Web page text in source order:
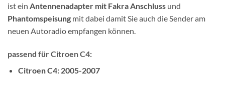
ist ein Antennenadapter mit Fakra Anschluss und
Phantomspeisung mit dabei damit Sie auch die Sender am
neuen Autoradio empfangen können.
passend für Citroen C4:
Citroen C4: 2005-2007